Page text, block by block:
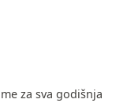
za sva godišnja